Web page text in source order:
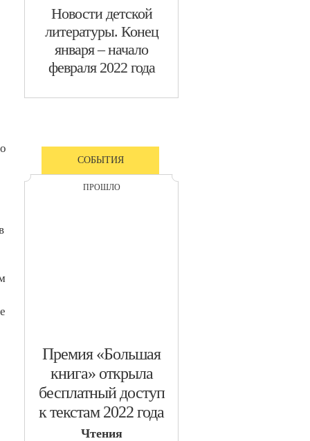
​Новости детской
литературы. Конец
января – начало
февраля 2022 года
СОБЫТИЯ
ПРОШЛО
​Премия «Большая
книга» открыла
бесплатный доступ
к текстам 2022 года
Чтения